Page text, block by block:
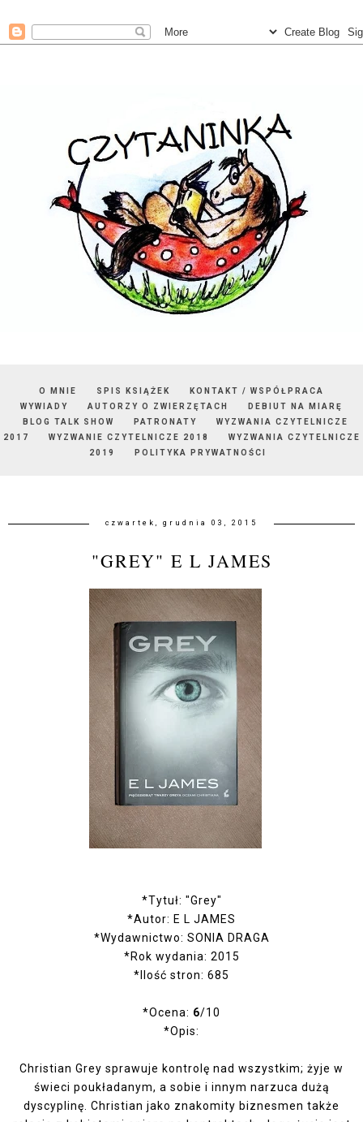
O MNIE SPIS KSIĄŻEK
KONTAKT / WSPÓŁPRACA
WYWIADY
AUTORZY O ZWIERZĘTACH
DEBIUT NA MIARĘ
BLOG TALK SHOW
PATRONATY
WYZWANIA CZYTELNICZE
2017
WYZWANIE CZYTELNICZE 2018
WYZWANIA CZYTELNICZE
2019
POLITYKA PRYWATNOŚCI
czwartek, grudnia 03, 2015
"GREY" E L JAMES
*Tytuł: "Grey"
*Autor: E L JAMES
*Wydawnictwo: SONIA DRAGA
*Rok wydania: 2015
*Ilość stron: 685
*Ocena: 6/10
*Opis:
Christian Grey sprawuje kontrolę nad wszystkim; żyje w
świeci poukładanym, a sobie i innym narzuca dużą
dyscyplinę. Christian jako znakomity biznesmen także